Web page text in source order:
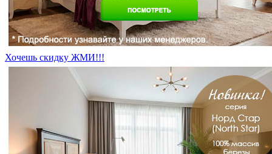
Хочешь скидку ЖМИ!!!